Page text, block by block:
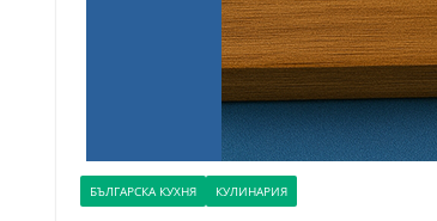
БЪЛГАРСКА КУХНЯ КУЛИНАРИЯ